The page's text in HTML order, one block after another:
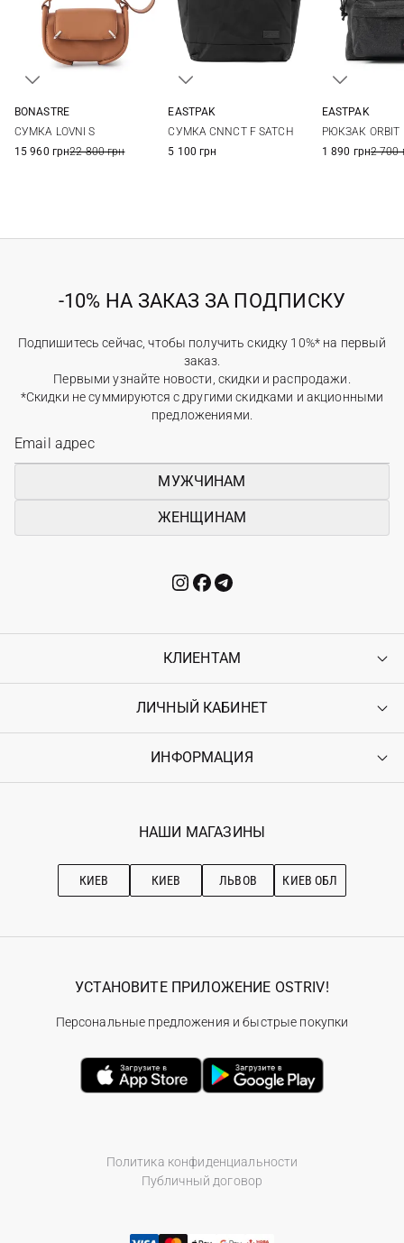
BONASTRE
СУМКА LOVNI S
15 960 грн22 800 грн
EASTPAK
СУМКА CNNCT F SATCH
5 100 грн
EASTPAK
РЮКЗАК ORBIT
1 890 грн2 700
-10% НА ЗАКАЗ ЗА ПОДПИСКУ
Подпишитесь сейчас, чтобы получить скидку 10%* на первый
заказ.
Первыми узнайте новости, скидки и распродажи.
*Скидки не суммируются с другими скидками и акционными
предложениями.
МУЖЧИНАМ
ЖЕНЩИНАМ
КЛИЕНТАМ
Контакты
Возврат
Гарантия
ЛИЧНЫЙ КАБИНЕТ
Войти
Ostriv Club+
ИНФОРМАЦИЯ
Наши магазини
Рекомендации по уходу
НАШИ МАГАЗИНЫ
КИЕВ КИЕВ ЛЬВОВ КИЕВ ОБЛ
Политика конфиденциальности
Публичный договор
УСТАНОВИТЕ ПРИЛОЖЕНИЕ OSTRIV!
Персональные предложения и быстрые покупки